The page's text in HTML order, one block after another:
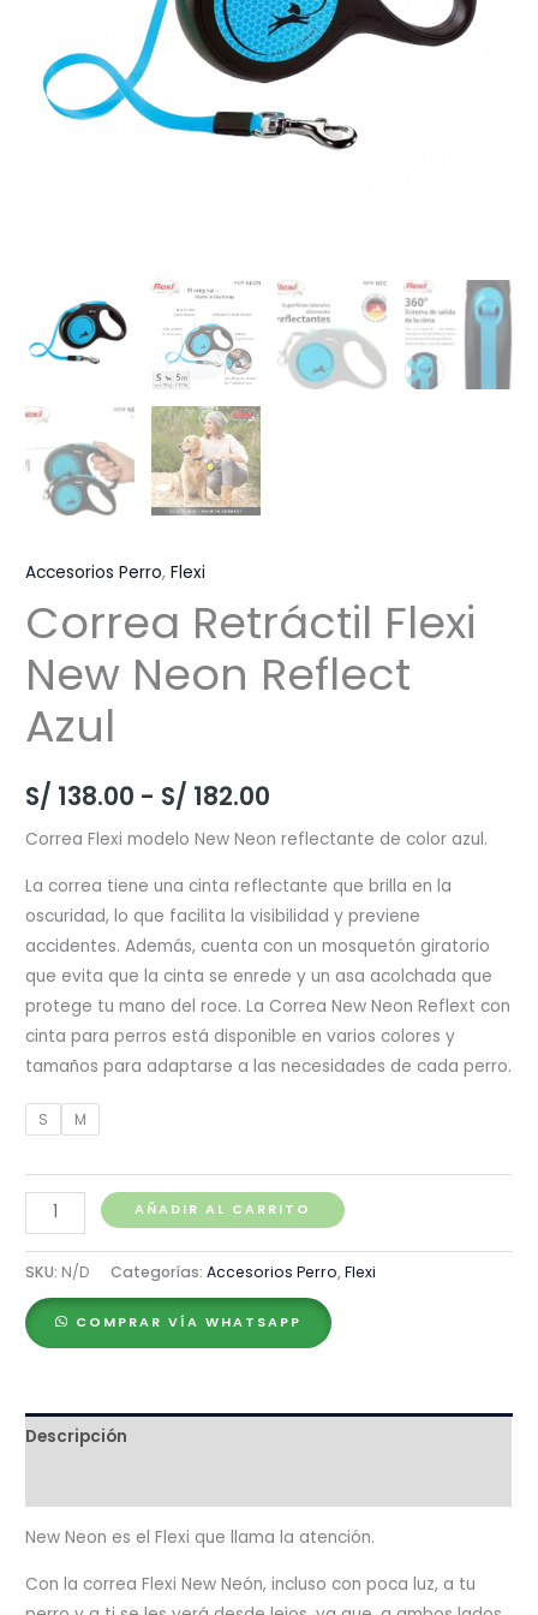
Accesorios Perro,Flexi
Correa Retráctil Flexi
New Neon Reflect
Azul
S/ 138.00 - S/ 182.00
de
precios:
desde
S/ 138.00
hasta
S/ 182.00
Correa Flexi modelo New Neon reflectante de color azul.
La correa tiene una cinta reflectante que brilla en la
oscuridad, lo que facilita la visibilidad y previene
accidentes. Además, cuenta con un mosquetón giratorio
que evita que la cinta se enrede y un asa acolchada que
protege tu mano del roce. La Correa New Neon Reflext con
cinta para perros está disponible en varios colores y
tamaños para adaptarse a las necesidades de cada perro.
S M
Correa
Retráctil
Flexi
New
Neon
Reflect
cantidad
AÑADIR AL CARRITO
SKU: N/D Categorías:Accesorios Perro,Flexi
COMPRAR VÍA WHATSAPP
Descripción
New Neon es el Flexi que llama la atención.
Con la correa Flexi New Neón, incluso con poca luz, a tu